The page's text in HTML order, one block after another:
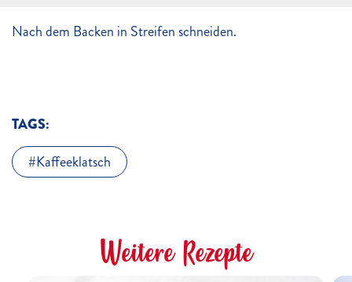
Nach dem Backen in Streifen schneiden.
TAGS:
Kaffeeklatsch
Weitere Rezepte